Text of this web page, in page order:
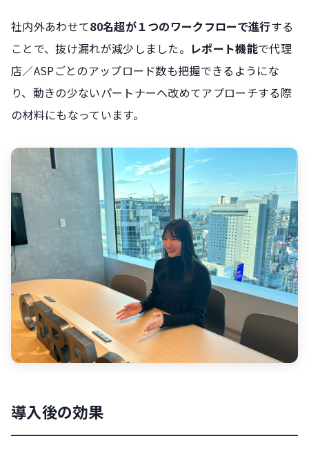
社内外あわせて80名超が１つのワークフローで進行する
ことで、抜け漏れが減少しました。 レポート機能で代理
店／ASPごとのアップロード数も把握できるようにな
り、動きの少ないパートナーへ改めてアプローチする際
の材料にもなっています。
導入後の効果